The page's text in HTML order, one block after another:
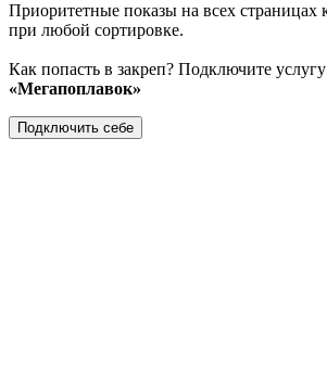
Приоритетные показы на всех страницах
при любой сортировке.
Как попасть в закреп? Подключите
«Мегапоплавок»
Подключить себе